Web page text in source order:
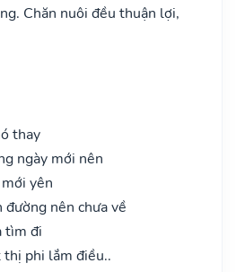
Chăn nuôi đều thuận lợi,
thay
ngày mới nên
yên
nên chưa về
tìm đi
phi lắm điều..